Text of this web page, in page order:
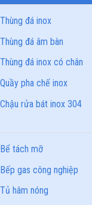
Thùng đá inox
Thùng đá âm bàn
Thùng đá inox có chân
Quầy pha chế inox
Chậu rửa bát inox 304
Bể tách mỡ
Bếp gas công nghiệp
Tủ hâm nóng